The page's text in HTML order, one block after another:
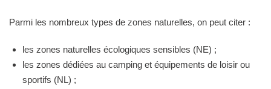
Parmi les nombreux types de zones naturelles, on peut citer :
les zones naturelles écologiques sensibles (NE) ;
les zones dédiées au camping et équipements de loisir ou
sportifs (NL) ;